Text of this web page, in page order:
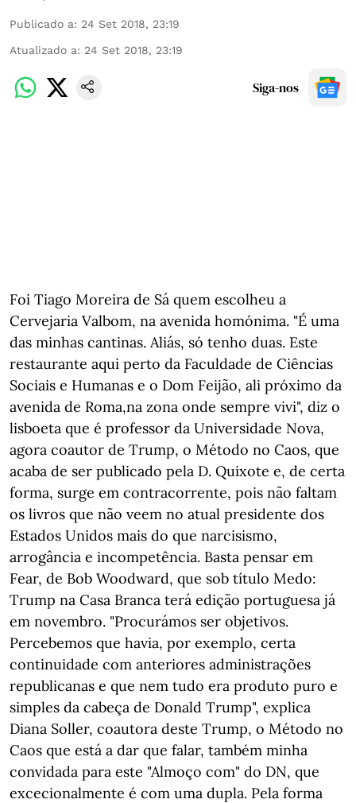
Publicado a: 24 Set 2018, 23:19
Atualizado a: 24 Set 2018, 23:19
Siga-nos
Foi Tiago Moreira de Sá quem escolheu a
Cervejaria Valbom, na avenida homónima. "É uma
das minhas cantinas. Aliás, só tenho duas. Este
restaurante aqui perto da Faculdade de Ciências
Sociais e Humanas e o Dom Feijão, ali próximo da
avenida de Roma,na zona onde sempre vivi", diz o
lisboeta que é professor da Universidade Nova,
agora coautor de Trump, o Método no Caos, que
acaba de ser publicado pela D. Quixote e, de certa
forma, surge em contracorrente, pois não faltam
os livros que não veem no atual presidente dos
Estados Unidos mais do que narcisismo,
arrogância e incompetência. Basta pensar em
Fear, de Bob Woodward, que sob título Medo:
Trump na Casa Branca terá edição portuguesa já
em novembro. "Procurámos ser objetivos.
Percebemos que havia, por exemplo, certa
continuidade com anteriores administrações
republicanas e que nem tudo era produto puro e
simples da cabeça de Donald Trump", explica
Diana Soller, coautora deste Trump, o Método no
Caos que está a dar que falar, também minha
convidada para este "Almoço com" do DN, que
excecionalmente é com uma dupla. Pela forma